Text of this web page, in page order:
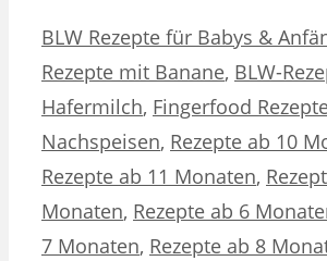
Kategorien
BLW Rezepte für Babys &
Rezepte mit Banane, BLW-
Hafermilch, Fingerfood
Nachspeisen, Rezepte ab 10
Rezepte ab 11 Monaten,
Monaten, Rezepte ab 6
7 Monaten, Rezepte ab 8